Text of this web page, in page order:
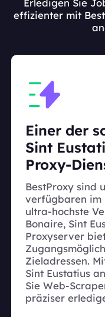
Erledigen Sie
effizienter mit
Einer der
Sint
Proxy-
BestProxy sind
verfügbaren im
ultra-hochste
Bonaire, Sint
Proxyserver
Zieladressen.
Sint Eustatius
Sie Web-
präziser